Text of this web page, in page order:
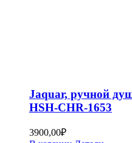
Jaquar, ручной
HSH-CHR-1653
3900,00₽